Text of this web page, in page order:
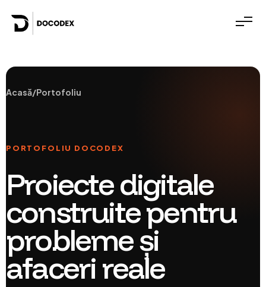
Acasă/Portofoliu
PORTOFOLIU DOCODEX
Proiecte digitale
construite pentru
probleme și
afaceri reale